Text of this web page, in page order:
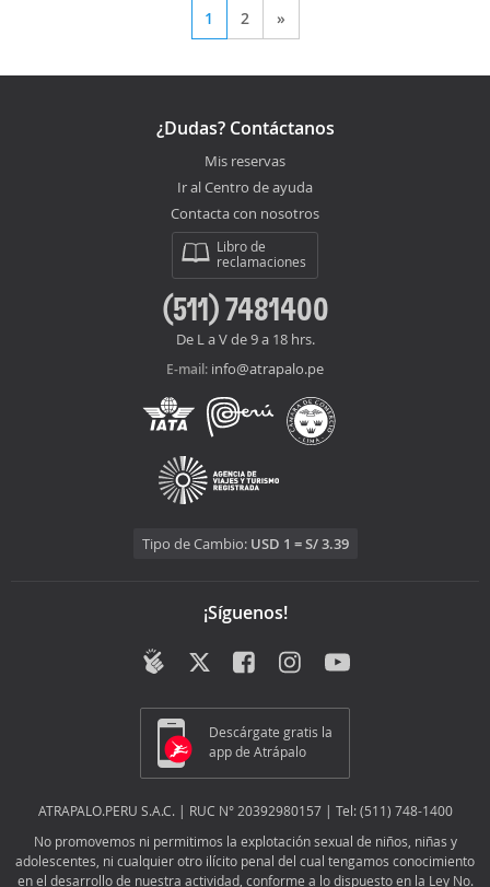
1 2 »
¿Dudas? Contáctanos
Mis reservas
Ir al Centro de ayuda
Contacta con nosotros
Libro de
reclamaciones
(511) 7481400
De L a V de 9 a 18 hrs.
E-mail: info@atrapalo.pe
Tipo de Cambio: USD 1 = S/ 3.39
¡Síguenos!
Descárgate gratis la
app de Atrápalo
ATRAPALO.PERU S.A.C. | RUC N° 20392980157 | Tel: (511) 748-1400
No promovemos ni permitimos la explotación sexual de niños, niñas y
adolescentes, ni cualquier otro ilícito penal del cual tengamos conocimiento
en el desarrollo de nuestra actividad, conforme a lo dispuesto en la Ley No.